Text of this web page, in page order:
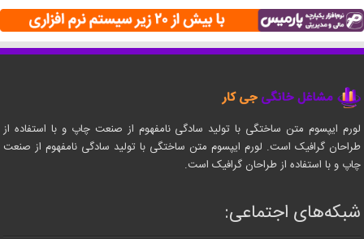
لورم ایپسوم متن ساختگی با تولید سادگی نامفهوم از صنعت چاپ و با استفاده از
طراحان گرافیک است. لورم ایپسوم متن ساختگی با تولید سادگی نامفهوم از صنعت
چاپ و با استفاده از طراحان گرافیک است.
شبکه‌های اجتماعی: